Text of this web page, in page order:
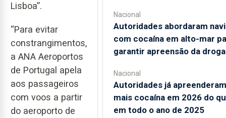
Lisboa”.
“Para evitar
constrangimentos,
a ANA Aeroportos
de Portugal apela
aos passageiros
com voos a partir
do aeroporto de
Nacional
Autoridades abordaram
com cocaína em alto-mar
garantir apreensão da droga
Nacional
Autoridades já apreenderam
mais cocaína em 2026 do
em todo o ano de 2025